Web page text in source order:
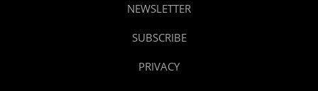
NEWSLETTER
SUBSCRIBE
PRIVACY